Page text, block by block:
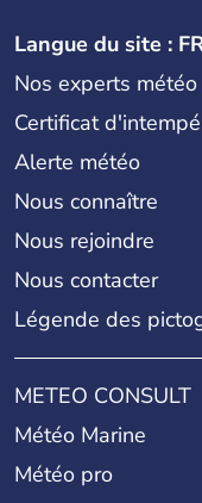
Langue du site :
Nos experts météo
Certificat
Alerte météo
Nous connaître
Nous rejoindre
Nous contacter
Légende des
METEO CONSULT
Météo Marine
Météo pro